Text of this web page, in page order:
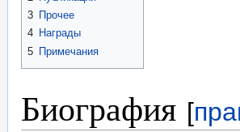
3 Прочее
4 Награды
5 Примечания
Биография [